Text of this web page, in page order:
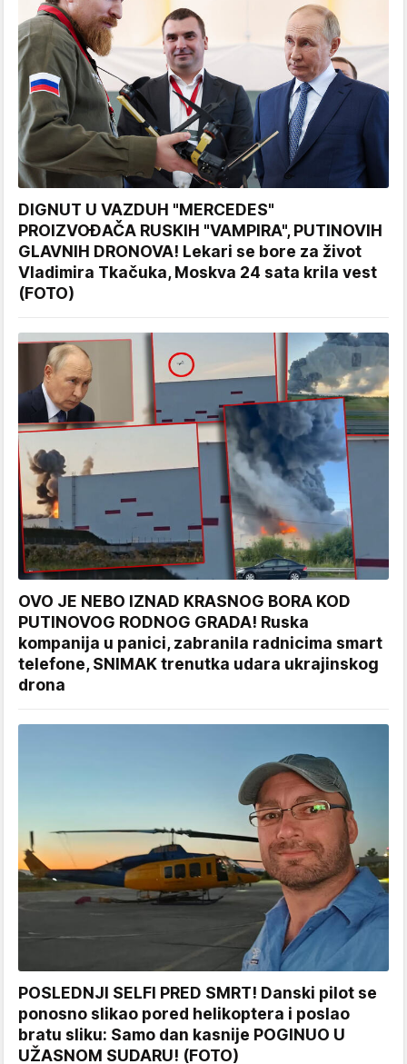
DIGNUT U VAZDUH "MERCEDES"
PROIZVOĐAČA RUSKIH "VAMPIRA", PUTINOVIH
GLAVNIH DRONOVA! Lekari se bore za život
Vladimira Tkačuka, Moskva 24 sata krila vest
(FOTO)
OVO JE NEBO IZNAD KRASNOG BORA KOD
PUTINOVOG RODNOG GRADA! Ruska
kompanija u panici, zabranila radnicima smart
telefone, SNIMAK trenutka udara ukrajinskog
drona
POSLEDNJI SELFI PRED SMRT! Danski pilot se
ponosno slikao pored helikoptera i poslao
bratu sliku: Samo dan kasnije POGINUO U
UŽASNOM SUDARU! (FOTO)